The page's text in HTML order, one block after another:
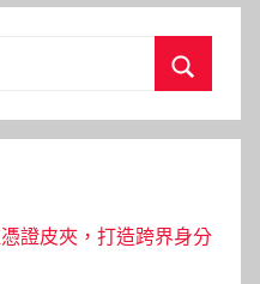
證皮夾，打造跨界身分